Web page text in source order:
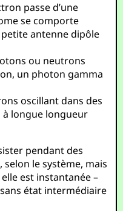
passe d’une
se comporte
antenne dipôle
ou neutrons
un photon gamma
oscillant dans des
longue longueur
pendant des
le système, mais
est instantanée –
état intermédiaire